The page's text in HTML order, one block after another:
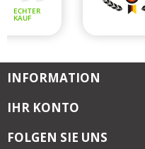
INFORMATION
IHR KONTO
FOLGEN SIE UNS